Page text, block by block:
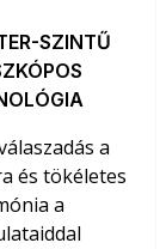
SZINTŰ
a
és tökéletes
a